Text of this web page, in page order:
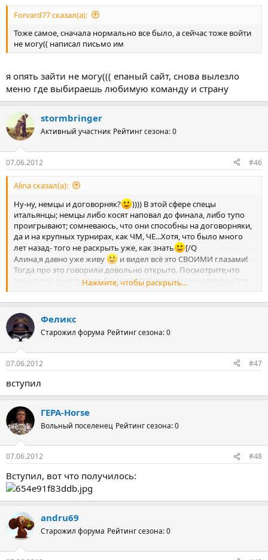
Forvard77 сказал(а):
Тоже самое, сначала нормально все было, а сейчас тоже войти
не могу(( написал письмо им
я опять зайти не могу((( епаный сайт, снова вылезло
меню где выбираешь любимую команду и страну
stormbringer
Активный участник Рейтинг сезона: 0
07.06.2012 #46
Alina сказал(а):
Ну-ну, немцы и договорняк?
)))) В этой сфере спецы
итальянцы; немцы либо косят наповал до финала, либо тупо
проигрывают; сомневаюсь, что они способны на договорняки,
да и на крупных турнирах, как ЧМ, ЧЕ...Хотя, что было много
лет назад- того не раскрыть уже, как знать
[/Q
Алина,я давно уже живу
и видел всё это СВОИМИ глазами!
Тогда про это говорили довольно открыто. Посмотрите,что
пишут про ту игру хотя бы здесь.Всё правильно написано!Это
Вам подтвердит любой болела,который видел ту
игру...http://dvdsport.com.ua/product_info.php?products_id=408
Это было!
Нажмите, чтобы раскрыть...
Феликс
Старожил форума Рейтинг сезона: 0
07.06.2012 #47
вступил
ГЕРА-Horse
Вольный поселенец Рейтинг сезона: 0
07.06.2012 #48
Вступил, вот что получилось:
andru69
Старожил форума Рейтинг сезона: 0